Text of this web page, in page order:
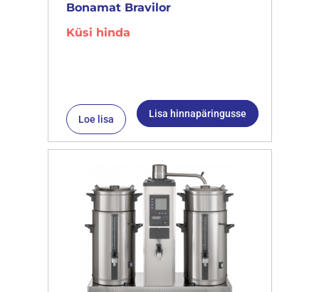
Bonamat Bravilor
Küsi hinda
Loe lisa Lisa hinnapäringusse